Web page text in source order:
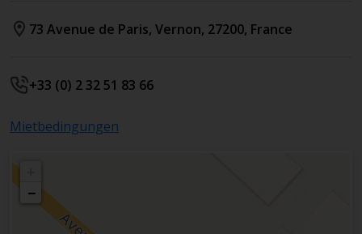
73 Avenue de Paris, Vernon, 27200, France
+33 (0) 2 32 51 83 66
Mietbedingungen
−